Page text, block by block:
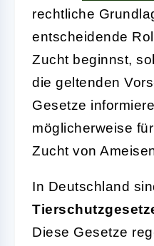
rechtliche
entscheidende
Zucht beginnst,
die geltenden
Gesetze
möglicherweise
Zucht von
In Deutschland
Diese Gesetze